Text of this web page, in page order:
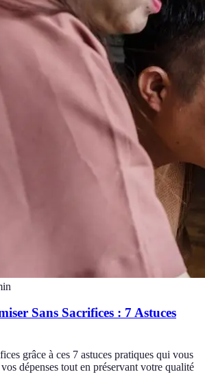
Sans Sacrifices : 7 Astuces
grâce à ces 7 astuces pratiques qui vous
dépenses tout en préservant votre qualité